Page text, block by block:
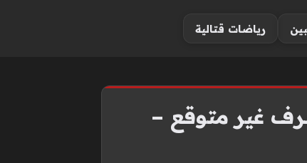
رياضات قتالية
غير متوقع –